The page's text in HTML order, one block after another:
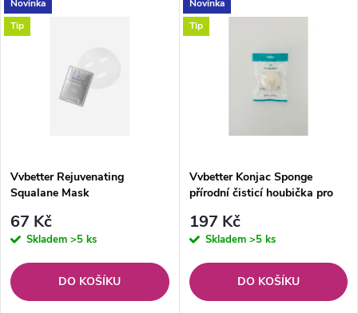
t
k
Novinka
Tip
Vvbetter Rejuvenating
Squalane Mask
67 Kč
Skladem >5 ks
DO KOŠÍKU
Novinka
Tip
Vvbetter Konjac Sponge
přírodní čisticí houbička pro
197 Kč
Skladem >5 ks
DO KOŠÍKU